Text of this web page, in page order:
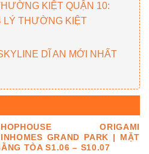
KIỆT QUẬN 10:
LÝ THƯỜNG KIỆT
DĨ AN MỚI NHẤT
ORIGAMI
GRAND PARK | MẶT
TÒA S1.06 – S10.07